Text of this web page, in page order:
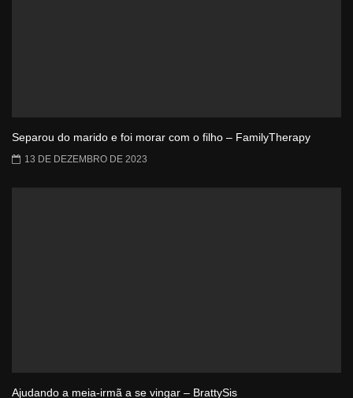
Separou do marido e foi morar com o filho – FamilyTherapy
13 DE DEZEMBRO DE 2023
Ajudando a meia-irmã a se vingar – BrattySis